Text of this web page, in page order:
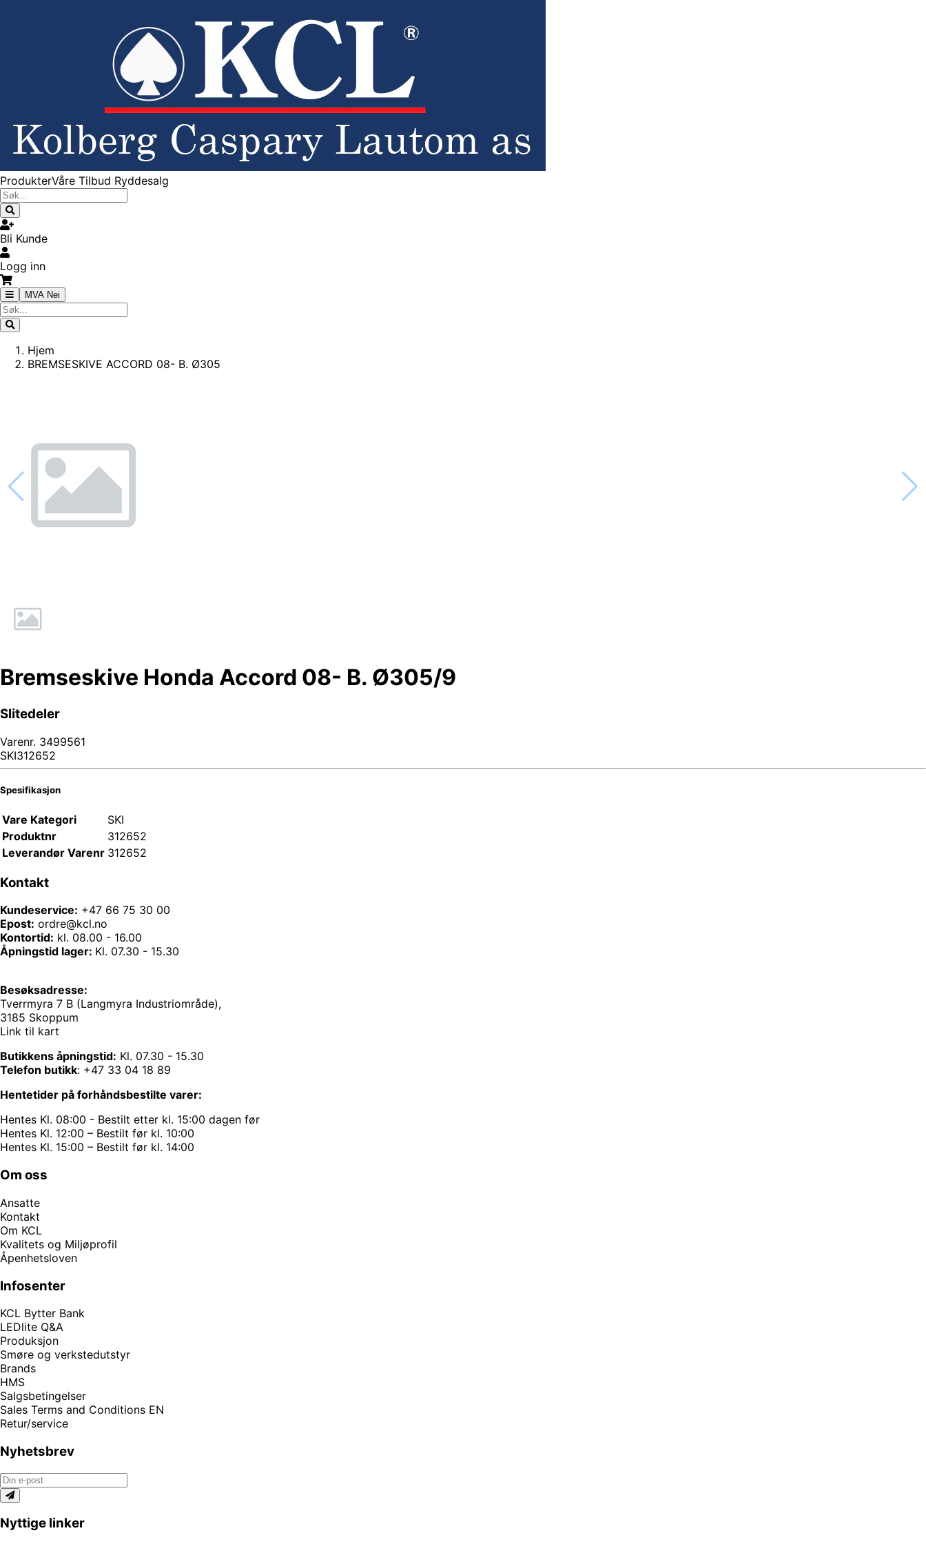
ProdukterVåre Tilbud Ryddesalg
Bli Kunde
Logg inn
MVA Nei
Hjem
BREMSESKIVE ACCORD 08- B. Ø305
Bremseskive Honda Accord 08- B. Ø305/9
Slitedeler
Varenr. 3499561
SKI312652
Spesifikasjon
Vare Kategori
SKI
Produktnr
312652
Leverandør Varenr 312652
Kontakt
Kundeservice: +47 66 75 30 00
Epost: ordre@kcl.no
Kontortid: kl. 08.00 - 16.00
Åpningstid lager: Kl. 07.30 - 15.30
Besøksadresse:
Tverrmyra 7 B (Langmyra Industriområde),
3185 Skoppum
Link til kart
Butikkens åpningstid: Kl. 07.30 - 15.30
Telefon butikk: +47 33 04 18 89
Hentetider på forhåndsbestilte varer:
Hentes Kl. 08:00 - Bestilt etter kl. 15:00 dagen før
Hentes Kl. 12:00 – Bestilt før kl. 10:00
Hentes Kl. 15:00 – Bestilt før kl. 14:00
Om oss
Ansatte
Kontakt
Om KCL
Kvalitets og Miljøprofil
Åpenhetsloven
Infosenter
KCL Bytter Bank
LEDlite Q&A
Produksjon
Smøre og verkstedutstyr
Brands
HMS
Salgsbetingelser
Sales Terms and Conditions EN
Retur/service
Nyhetsbrev
Nyttige linker